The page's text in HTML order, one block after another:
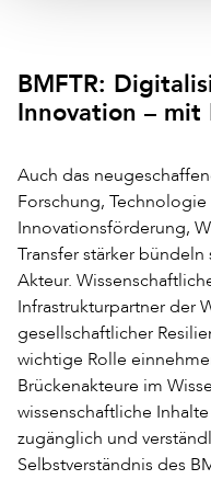
BMFTR:
Innovation –
Auch das
Forschung, Technologie
Innovationsförderung,
Transfer stärker
Akteur.
Infrastrukturpartner der
gesellschaftlicher
wichtige Rolle
Brückenakteure im
wissenschaftliche
zugänglich und
Selbstverständnis des